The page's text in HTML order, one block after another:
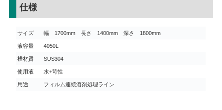
仕様
サイズ 幅 1700mm 長さ 1400mm 深さ 1800mm
液容量 4050L
槽材質 SUS304
使用液 水+苛性
用途 フィルム連続溶剤処理ライン